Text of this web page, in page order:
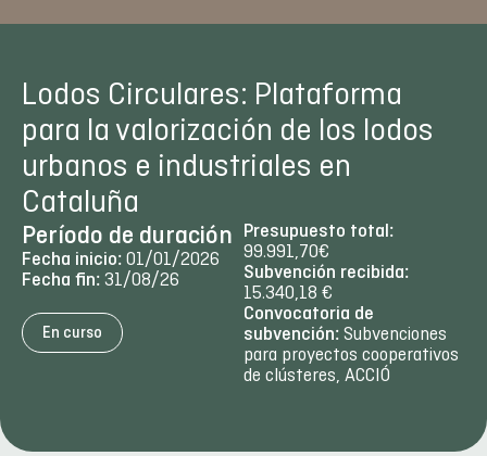
Lodos Circulares: Plataforma
para la valorización de los lodos
urbanos e industriales en
Cataluña
Período de duración
Fecha inicio: 01/01/2026
Fecha fin: 31/08/26
En curso
Presupuesto total:
99.991,70€
Subvención recibida:
15.340,18 €
Convocatoria de
subvención: Subvenciones
para proyectos cooperativos
de clústeres, ACCIÓ